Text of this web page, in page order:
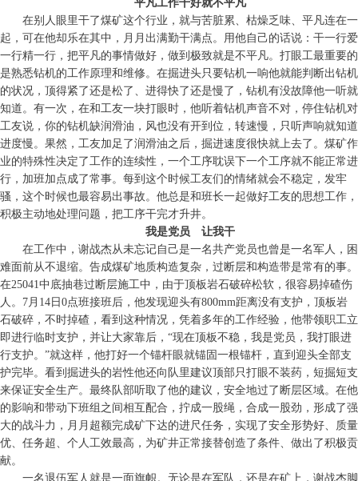
平凡工作干好就不平凡
在别人眼里干了煤矿这个行业，就与苦脏累、枯燥乏味、平凡连在一
起，可在他却乐在其中，月月出满勤干满点。用他自己的话说：干一行爱
一行精一行，把平凡的事情做好，做到极致就是不平凡。打眼工最重要的
是熟悉钻机的工作原理和维修。在掘进头只要钻机一响他就能判断出钻机
的状况，顶得紧了还是松了、进得快了还是慢了，钻机有没故障他一听就
知道。有一次，在和工友一块打眼时，他听着钻机声音不对，停住钻机对
工友说，你的钻机缺润滑油，风也没有开到位，转速慢，只听声响就知道
进度慢。果然，工友加足了润滑油之后，掘进速度很快就上去了。煤矿作
业的特殊性决定了工作的连续性，一个工序耽误下一个工序就不能正常进
行，加班加点成了常事。每到这个时候工友们的情绪就会不稳定，发牢
骚，这个时候也最容易出事故。他总是和班长一起做好工友的思想工作，
积极主动地处理问题，把工序干完才升井。
我是党员 让我干
在工作中，谢战杰从未忘记自己是一名共产党员也曾是一名军人，困
难面前从不退缩。告成煤矿地质构造复杂，过断层和构造带是常有的事。
在25041中底抽巷过断层施工中，由于顶板岩石破碎松软，很容易掉碴伤
人。7月14日0点班接班后，他发现迎头有800mm距离没有支护，顶板岩
石破碎，不时掉碴，看到这种情况，凭着多年的工作经验，他带领职工立
即进行临时支护，并让大家靠后，“现在顶板不稳，我是党员，我打眼进
行支护。”就这样，他打好一个锚杆眼就锚固一根锚杆，直到迎头全部支
护完毕。看到掘进头的岩性他还向队里建议顶部只打眼不装药，短掘短支
来保证安全生产。最终队部听取了他的建议，安全地过了断层区域。在他
的影响和带动下班组之间相互配合，拧成一股绳，合成一股劲，形成了强
大的战斗力，月月超额完成矿下达的进尺任务，实现了安全形势好、质量
优、任务超、个人工效最高，为矿井正常接替创造了条件、做出了积极贡
献。
一名退伍军人就是一面旗帜。无论是在军队，还是在矿上，谢战杰脚